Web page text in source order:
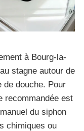
à Bourg-la-
stagne autour de
de douche. Pour
recommandée est
du siphon
chimiques ou